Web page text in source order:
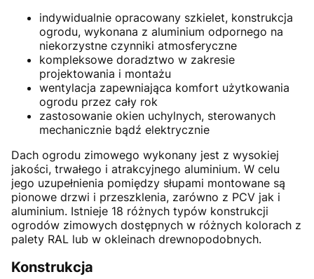
indywidualnie opracowany szkielet, konstrukcja
ogrodu, wykonana z aluminium odpornego na
niekorzystne czynniki atmosferyczne
kompleksowe doradztwo w zakresie
projektowania i montażu
wentylacja zapewniająca komfort użytkowania
ogrodu przez cały rok
zastosowanie okien uchylnych, sterowanych
mechanicznie bądź elektrycznie
Dach ogrodu zimowego wykonany jest z wysokiej
jakości, trwałego i atrakcyjnego aluminium. W celu
jego uzupełnienia pomiędzy słupami montowane są
pionowe drzwi i przeszklenia, zarówno z PCV jak i
aluminium. Istnieje 18 różnych typów konstrukcji
ogrodów zimowych dostępnych w różnych kolorach z
palety RAL lub w okleinach drewnopodobnych.
Konstrukcja